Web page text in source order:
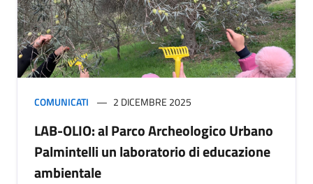
COMUNICATI 2 DICEMBRE 2025
LAB-OLIO: al Parco Archeologico Urbano
Palmintelli un laboratorio di educazione
ambientale